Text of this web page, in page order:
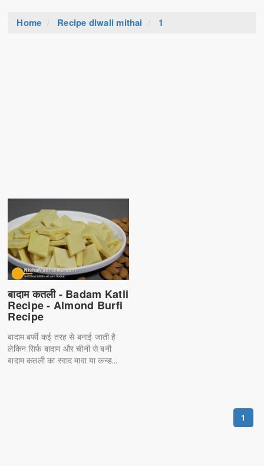
Home Recipe diwali mithai 1
बादाम कतली - Badam Katli
Recipe - Almond Burfi
Recipe
बादाम बर्फी कई तरह से बनाई जाती है
लेकिन सिर्फ बादाम और चीनी से बनी
बादाम कतली का स्वाद मावा या कन्ड...
1